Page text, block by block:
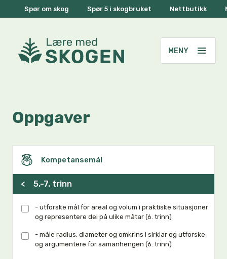
Spør om skog Spør 5 i skogbruket Nettbutikk
Oppgaver
Kompetansemål
< 5.-7. trinn
- utforske mål for areal og volum i praktiske situasjoner
og representere dei på ulike måtar (6. trinn)
- måle radius, diameter og omkrins i sirklar og utforske
og argumentere for samanhengen (6. trinn)